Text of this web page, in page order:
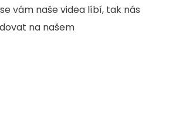
vám naše videa líbí, tak nás
na našem